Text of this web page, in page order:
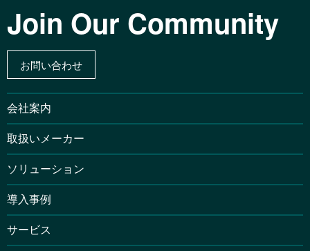
Join Our Community
お問い合わせ
会社案内
取扱いメーカー
ソリューション
導入事例
サービス